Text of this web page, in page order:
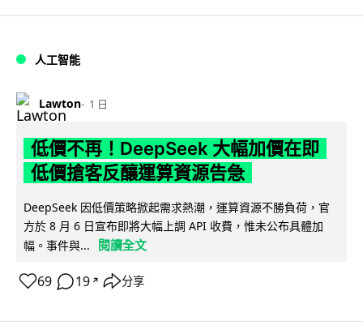
人工智能
Lawton 1 日
低價不再！DeepSeek 大幅加價在即
低價搶客反釀運算資源告急
DeepSeek 因低價策略掀起需求熱潮，運算資源不勝負荷，官
方於 8 月 6 日宣布即將大幅上調 API 收費，惟未公布具體加
幅。事件與...
閱讀全文
69 19 ↗ 分享